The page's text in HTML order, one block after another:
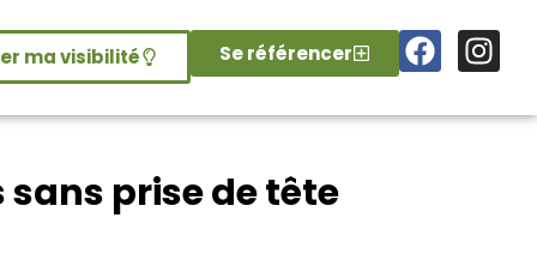
ma visibilité Se référencer
sans prise de tête